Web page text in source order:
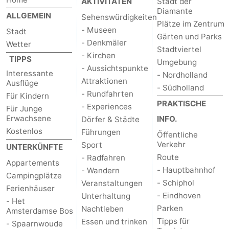
ALLGEMEIN
Stadt
Wetter
TIPPS
Interessante
Ausflüge
Für Kindern
Für Junge
Erwachsene
Kostenlos
UNTERKÜNFTE
Appartements
Campingplätze
Ferienhäuser
- Het
Amsterdamse Bos
- Spaarnwoude
Sehenswürdigkeiten
- Museen
- Denkmäler
- Kirchen
- Aussichtspunkte
Attraktionen
- Rundfahrten
- Experiences
Dörfer & Städte
Führungen
Sport
- Radfahren
- Wandern
Veranstaltungen
Unterhaltung
Nachtleben
Essen und trinken
Diamante
Plätze im Zentrum
Gärten und Parks
Stadtviertel
Umgebung
- Nordholland
- Südholland
PRAKTISCHE
INFO.
Őffentliche
Verkehr
Route
- Hauptbahnhof
- Schiphol
- Eindhoven
Parken
Tipps für